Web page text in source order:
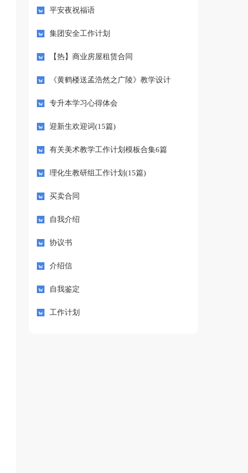
平安夜祝福语
集团安全工作计划
【热】商业房屋租赁合同
《黄鹤楼送孟浩然之广陵》教学设计
专升本学习心得体会
迎新生欢迎词(15篇)
有关美术教学工作计划模板合集6篇
理化生教研组工作计划(15篇)
买卖合同
自我介绍
协议书
介绍信
自我鉴定
工作计划